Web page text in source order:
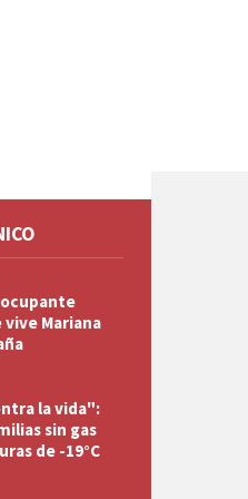
Mariana
la vida":
sin gas
de -19°C